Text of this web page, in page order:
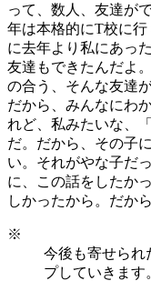
って、数人、友達が
年は本格的にT校に
に去年より私にあっ
友達もできたんだよ
の合う、そんな友達
だから、みんなにわ
れど、私みたいな、
だ。だから、その子
い。それがやな子だ
に、この話をしたか
しかったから。だか
※
今後も寄せられ
プしていきます